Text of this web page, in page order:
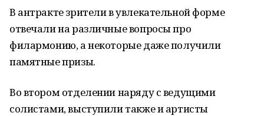
В антракте зрители в увлекательной форме
отвечали на различные вопросы про
филармонию, а некоторые даже получили
памятные призы.
Во втором отделении наряду с ведущими
солистами, выступили также и артисты